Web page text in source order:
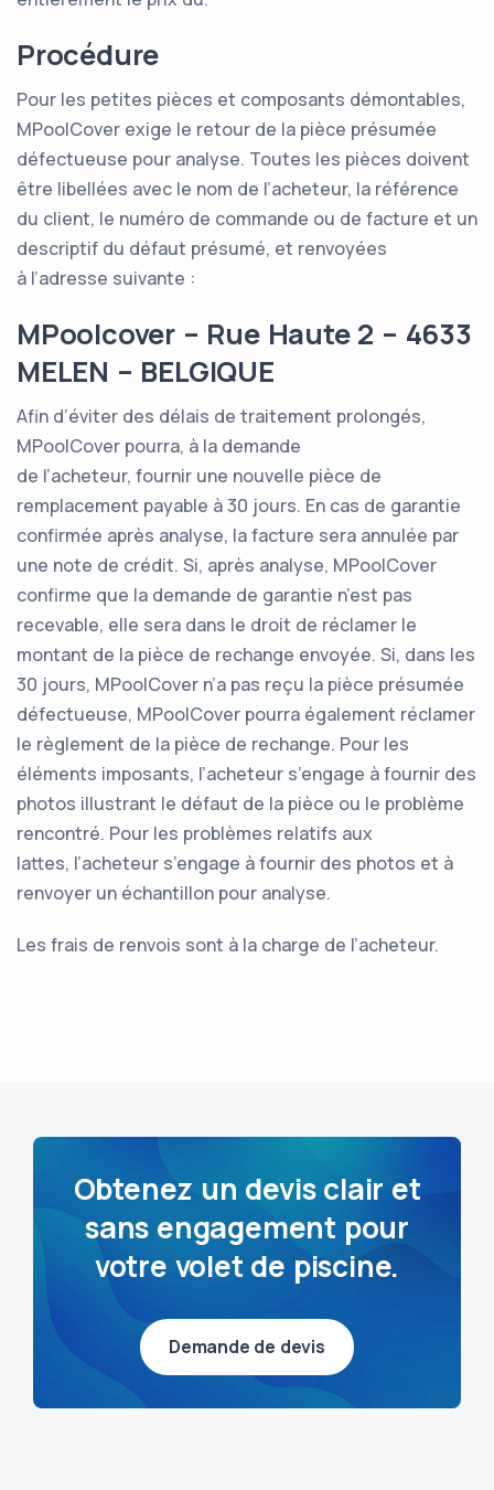
Procédure
Pour les petites pièces et composants démontables,
MPoolCover exige le retour de la pièce présumée
défectueuse pour analyse. Toutes les pièces doivent
être libellées avec le nom de l’acheteur, la référence
du client, le numéro de commande ou de facture et un
descriptif du défaut présumé, et renvoyées
à l’adresse suivante :
MPoolcover – Rue Haute 2 – 4633
MELEN – BELGIQUE
Afin d’éviter des délais de traitement prolongés,
MPoolCover pourra, à la demande
de l’acheteur, fournir une nouvelle pièce de
remplacement payable à 30 jours. En cas de garantie
confirmée après analyse, la facture sera annulée par
une note de crédit. Si, après analyse, MPoolCover
confirme que la demande de garantie n’est pas
recevable, elle sera dans le droit de réclamer le
montant de la pièce de rechange envoyée. Si, dans les
30 jours, MPoolCover n’a pas reçu la pièce présumée
défectueuse, MPoolCover pourra également réclamer
le règlement de la pièce de rechange. Pour les
éléments imposants, l’acheteur s’engage à fournir des
photos illustrant le défaut de la pièce ou le problème
rencontré. Pour les problèmes relatifs aux
lattes, l’acheteur s’engage à fournir des photos et à
renvoyer un échantillon pour analyse.
Les frais de renvois sont à la charge de l’acheteur.
Obtenez un devis clair et
sans engagement pour
votre volet de piscine.
Demande de devis